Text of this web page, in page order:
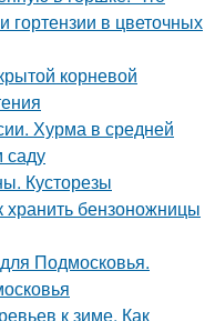
в цветочных
корневой
Хурма в средней
Кусторезы
бензоножницы
Подмосковья.
к зиме. Как